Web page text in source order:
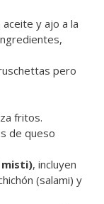
y ajo a la
pero
fritos.
de queso
, incluyen
(salami) y